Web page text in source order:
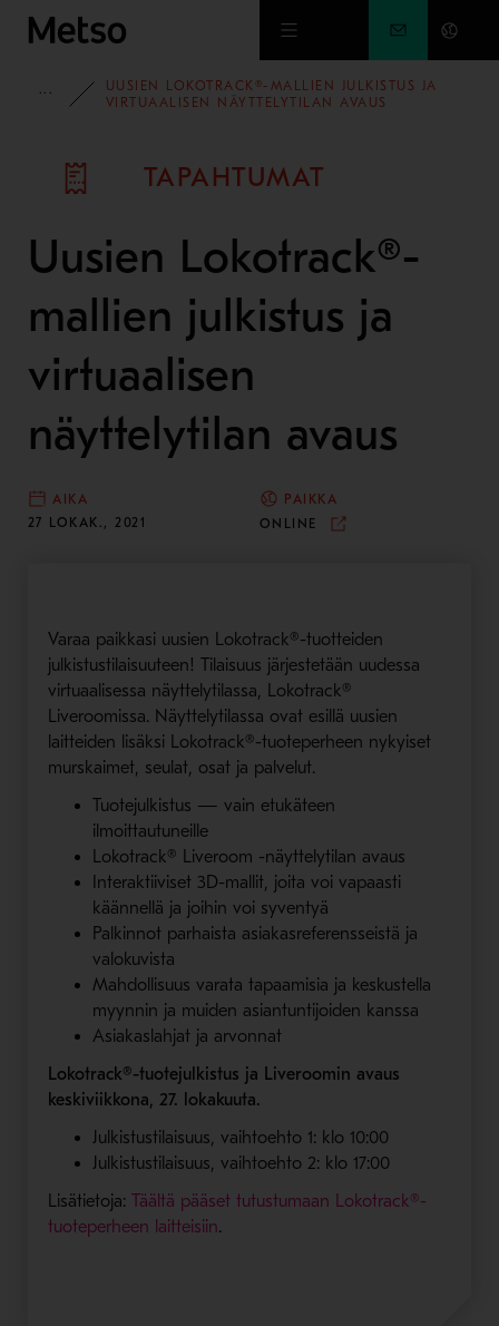
Siirry pääsisältöön
TAPAHTUMAT
UUSIEN LOKOTRACK®-MALLIEN JULKISTUS JA
VIRTUAALISEN NÄYTTELYTILAN AVAUS
Uusien Lokotrack®-
mallien julkistus ja
virtuaalisen
näyttelytilan avaus
TAPAHTUMAT
AIKA
27 LOKAK., 2021
PAIKKA
ONLINE
Varaa paikkasi uusien Lokotrack®-tuotteiden
julkistustilaisuuteen! Tilaisuus järjestetään uudessa
virtuaalisessa näyttelytilassa, Lokotrack®
Liveroomissa. Näyttelytilassa ovat esillä uusien
laitteiden lisäksi Lokotrack®-tuoteperheen nykyiset
murskaimet, seulat, osat ja palvelut.
Tuotejulkistus — vain etukäteen
ilmoittautuneille
Lokotrack® Liveroom -näyttelytilan avaus
Interaktiiviset 3D-mallit, joita voi vapaasti
käännellä ja joihin voi syventyä
Palkinnot parhaista asiakasreferensseistä ja
valokuvista
Mahdollisuus varata tapaamisia ja keskustella
myynnin ja muiden asiantuntijoiden kanssa
Asiakaslahjat ja arvonnat
Lokotrack®-tuotejulkistus ja Liveroomin avaus
keskiviikkona, 27. lokakuuta.
Julkistustilaisuus, vaihtoehto 1: klo 10:00
Julkistustilaisuus, vaihtoehto 2: klo 17:00
Lisätietoja:
Täältä pääset tutustumaan Lokotrack®-
tuoteperheen laitteisiin- Avaa uudessa ikkunassa
.